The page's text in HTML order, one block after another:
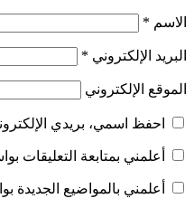
الاسم *
البريد الإلكتروني *
الموقع الإلكتروني
احفظ اسمي، بريدي
أعلمني بمتابعة التعليقات
أعلمني بالمواضيع الجديدة